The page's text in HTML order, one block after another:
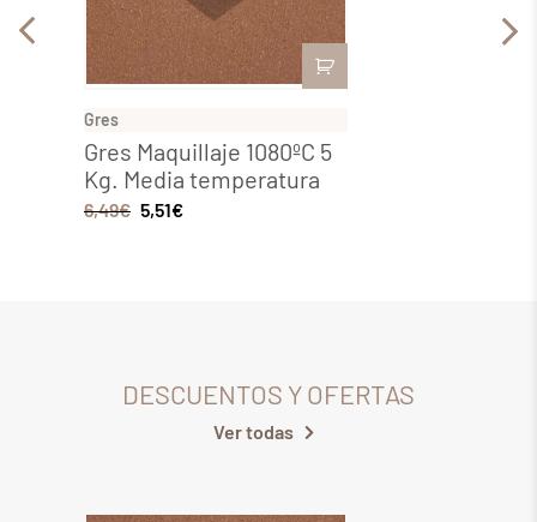
Gres
Gres Maquillaje 1080ºC 5
Kg. Media temperatura
6,49€ 5,51€
DESCUENTOS Y OFERTAS
Ver todas